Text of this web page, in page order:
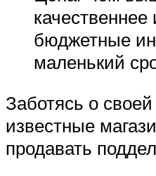
бюджетные
маленький
Заботясь о
известные
продавать